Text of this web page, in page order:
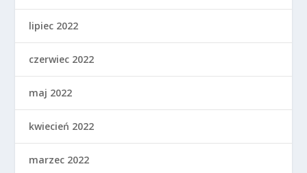
lipiec 2022
czerwiec 2022
maj 2022
kwiecień 2022
marzec 2022